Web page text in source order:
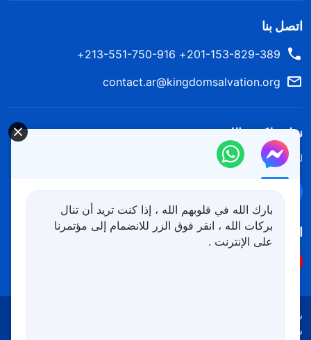
اتصل بنا
201-153-829-389+ 213-551-750-916+
contact.ar@kingdomsalvation.org
نزل ملكوت الله.
لقد نزلت المملكة بالفعل إلى الأرض! هل تريد دخوله؟
اتبعنا
شروط الاستخدام
سياسة ملفات تعريف الارتباط
بارك الله في قلوبهم الله ، إذا كنت تريد أن تنال
بركات الله ، انقر فوق الزر للانضمام إلى مؤتمرنا
على الإنترنت .